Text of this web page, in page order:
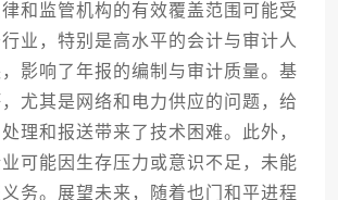
和监管机构的有效覆盖范围可能受
业，特别是高水平的会计与审计人
影响了年报的编制与审计质量。基
尤其是网络和电力供应的问题，给
理和报送带来了技术困难。此外，
可能因生存压力或意识不足，未能
务。展望未来，随着也门和平进程